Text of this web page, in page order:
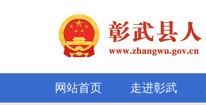
网站首页 走进彰武